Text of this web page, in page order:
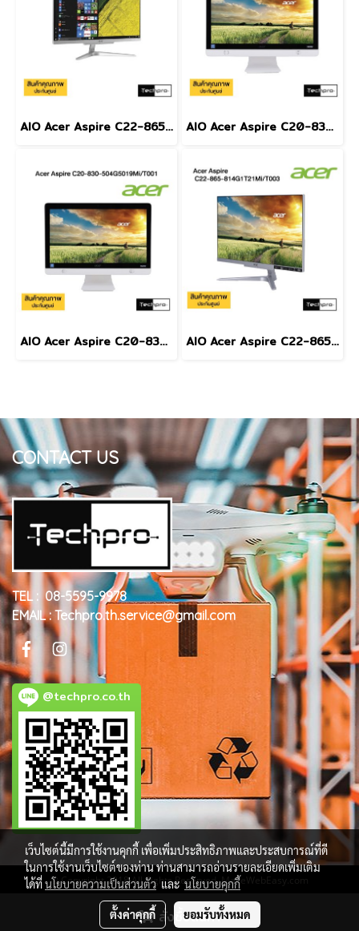
สั่งซื้อสินค้า
AIO Acer Aspire C22-865-814G1T21MiT004 AIO Acer Aspire C20-830-504G5019Mi/T002
AIO Acer Aspire C20-830-504G5019Mi/T001 AIO Acer Aspire C22-865-814G1T21Mi/T003
CONTACT US
TEL : 08-5595-9978
EMAIL : Techpro.th.service@gmail.com
@techpro.co.th
© Copyright 2018 All Rights Reserved. MakeWebEasy.com
ผู้เข้าชมวันนี้ 1
เว็บไซต์นี้มีการใช้งานคุกกี้ เพื่อเพิ่มประสิทธิภาพและประสบการณ์ที่ดี
ในการใช้งานเว็บไซต์ของท่าน ท่านสามารถอ่านรายละเอียดเพิ่มเติม
ได้ที่นโยบายความเป็นส่วนตัว และ นโยบายคุกกี้
ตั้งค่าคุกกี้ ยอมรับทั้งหมด